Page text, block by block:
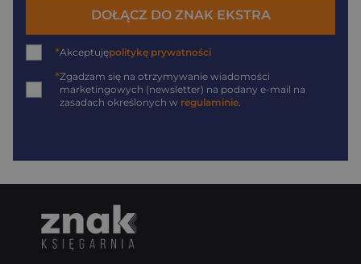
DOŁĄCZ DO ZNAK EKSTRA
*Akceptujępolitykę prywatności
*Zgadzam się na otrzymywanie wiadomości
marketingowych (newsletter) na podany e-mail na
zasadach określonych w regulaminie.